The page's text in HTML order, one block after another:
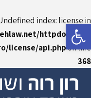
פתח סרגל נגישות
index: license in
httpdocs/wp-
license/api.phpon line
368